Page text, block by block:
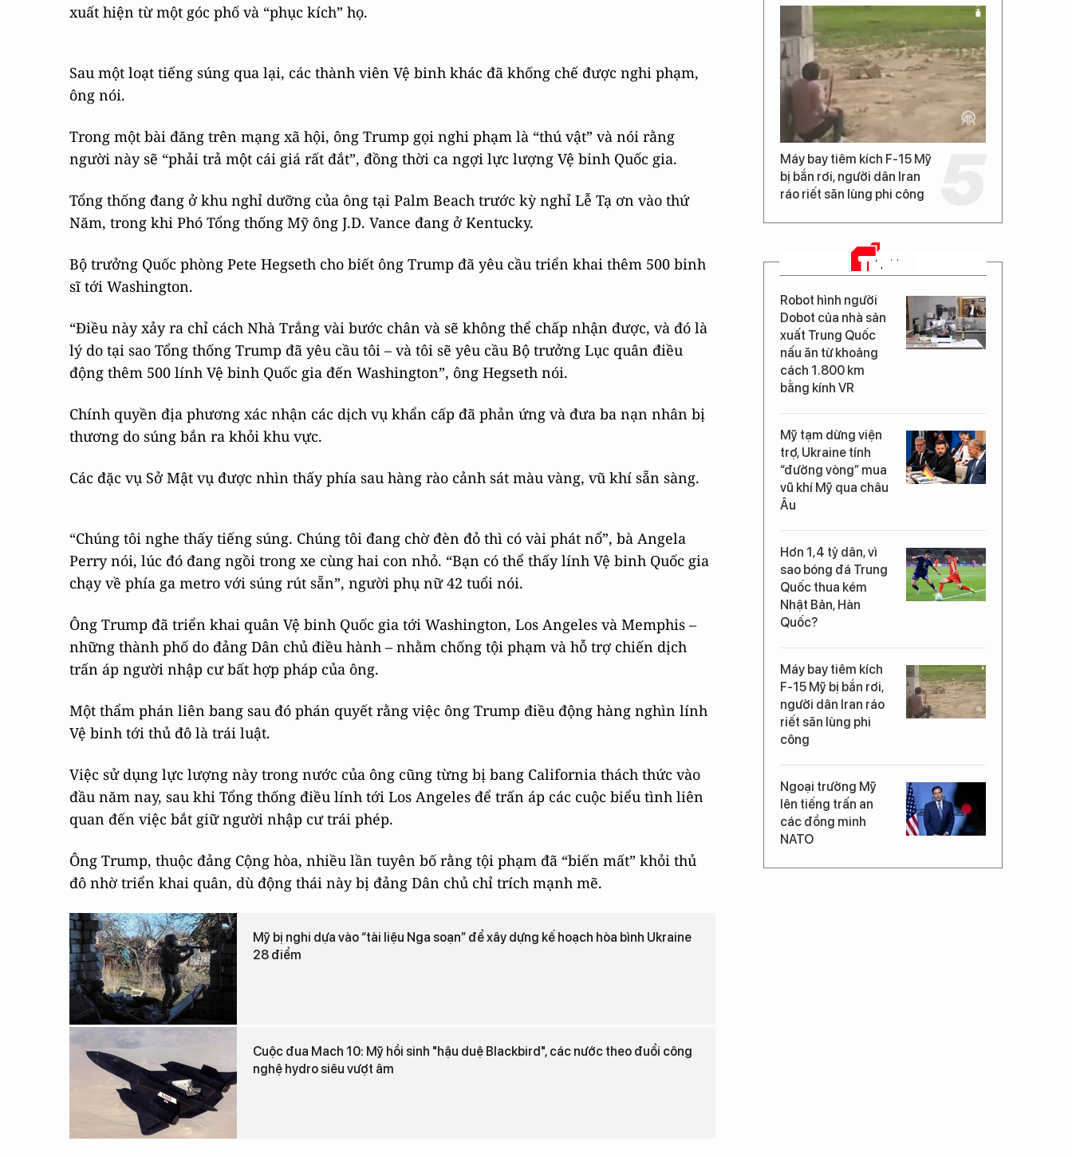
xuất hiện từ một góc phố và “phục kích” họ.
Sau một loạt tiếng súng qua lại, các thành viên Vệ binh khác đã khống chế được nghi phạm,
ông nói.
Trong một bài đăng trên mạng xã hội, ông Trump gọi nghi phạm là “thú vật” và nói rằng
người này sẽ “phải trả một cái giá rất đắt”, đồng thời ca ngợi lực lượng Vệ binh Quốc gia.
Tổng thống đang ở khu nghỉ dưỡng của ông tại Palm Beach trước kỳ nghỉ Lễ Tạ ơn vào thứ
Năm, trong khi Phó Tổng thống Mỹ ông J.D. Vance đang ở Kentucky.
Bộ trưởng Quốc phòng Pete Hegseth cho biết ông Trump đã yêu cầu triển khai thêm 500 binh
sĩ tới Washington.
“Điều này xảy ra chỉ cách Nhà Trắng vài bước chân và sẽ không thể chấp nhận được, và đó là
lý do tại sao Tổng thống Trump đã yêu cầu tôi – và tôi sẽ yêu cầu Bộ trưởng Lục quân điều
động thêm 500 lính Vệ binh Quốc gia đến Washington”, ông Hegseth nói.
Chính quyền địa phương xác nhận các dịch vụ khẩn cấp đã phản ứng và đưa ba nạn nhân bị
thương do súng bắn ra khỏi khu vực.
Các đặc vụ Sở Mật vụ được nhìn thấy phía sau hàng rào cảnh sát màu vàng, vũ khí sẵn sàng.
“Chúng tôi nghe thấy tiếng súng. Chúng tôi đang chờ đèn đỏ thì có vài phát nổ”, bà Angela
Perry nói, lúc đó đang ngồi trong xe cùng hai con nhỏ. “Bạn có thể thấy lính Vệ binh Quốc gia
chạy về phía ga metro với súng rút sẵn”, người phụ nữ 42 tuổi nói.
Ông Trump đã triển khai quân Vệ binh Quốc gia tới Washington, Los Angeles và Memphis –
những thành phố do đảng Dân chủ điều hành – nhằm chống tội phạm và hỗ trợ chiến dịch
trấn áp người nhập cư bất hợp pháp của ông.
Một thẩm phán liên bang sau đó phán quyết rằng việc ông Trump điều động hàng nghìn lính
Vệ binh tới thủ đô là trái luật.
Việc sử dụng lực lượng này trong nước của ông cũng từng bị bang California thách thức vào
đầu năm nay, sau khi Tổng thống điều lính tới Los Angeles để trấn áp các cuộc biểu tình liên
quan đến việc bắt giữ người nhập cư trái phép.
Ông Trump, thuộc đảng Cộng hòa, nhiều lần tuyên bố rằng tội phạm đã “biến mất” khỏi thủ
đô nhờ triển khai quân, dù động thái này bị đảng Dân chủ chỉ trích mạnh mẽ.
Mỹ bị nghi dựa vào “tài liệu Nga soạn” để xây dựng kế hoạch hòa bình Ukraine
28 điểm
Cuộc đua Mach 10: Mỹ hồi sinh "hậu duệ Blackbird", các nước theo đuổi công
nghệ hydro siêu vượt âm
Máy bay tiêm kích F-15 Mỹ
bị bắn rơi, người dân Iran
ráo riết săn lùng phi công
TIN MỚI
Robot hình người
Dobot của nhà sản
xuất Trung Quốc
nấu ăn từ khoảng
cách 1.800 km
bằng kính VR
Mỹ tạm dừng viện
trợ, Ukraine tính
“đường vòng” mua
vũ khí Mỹ qua châu
Âu
Hơn 1,4 tỷ dân, vì
sao bóng đá Trung
Quốc thua kém
Nhật Bản, Hàn
Quốc?
Máy bay tiêm kích
F-15 Mỹ bị bắn rơi,
người dân Iran ráo
riết săn lùng phi
công
Ngoại trưởng Mỹ
lên tiếng trấn an
các đồng minh
NATO